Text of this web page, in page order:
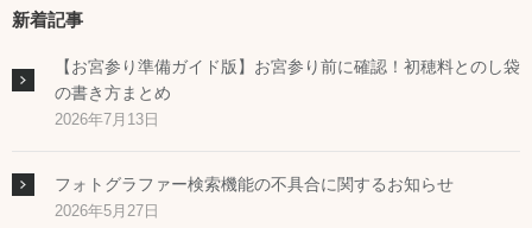
新着記事
【お宮参り準備ガイド版】お宮参り前に確認！初穂料とのし袋
の書き方まとめ
2026年7月13日
フォトグラファー検索機能の不具合に関するお知らせ
2026年5月27日